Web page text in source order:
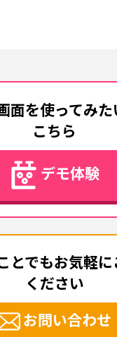
面を使ってみ
こちら
デモ体験
とでもお気軽
ください
お問い合わせ